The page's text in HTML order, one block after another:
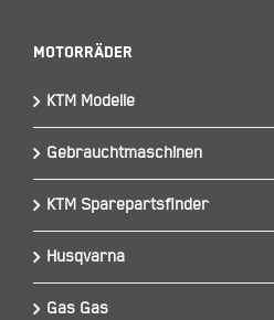
Motorräder
KTM Modelle
Gebrauchtmaschinen
KTM Sparepartsfinder
Husqvarna
Gas Gas